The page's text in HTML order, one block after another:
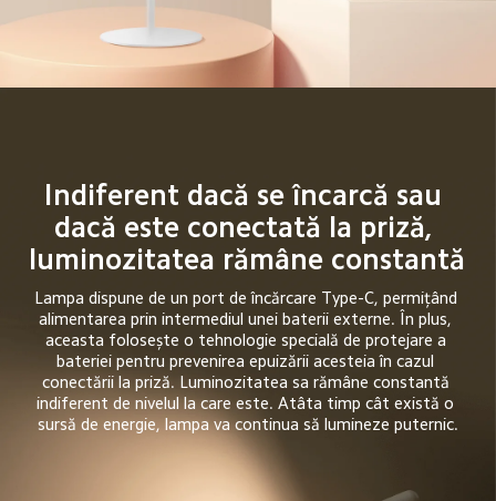
Indiferent dacă se încarcă sau
dacă este conectată la priză,
luminozitatea rămâne constantă
Lampa dispune de un port de încărcare Type-C, permițând
alimentarea prin intermediul unei baterii externe. În plus,
aceasta folosește o tehnologie specială de protejare a
bateriei pentru prevenirea epuizării acesteia în cazul
conectării la priză. Luminozitatea sa rămâne constantă
indiferent de nivelul la care este. Atâta timp cât există o
sursă de energie, lampa va continua să lumineze puternic.